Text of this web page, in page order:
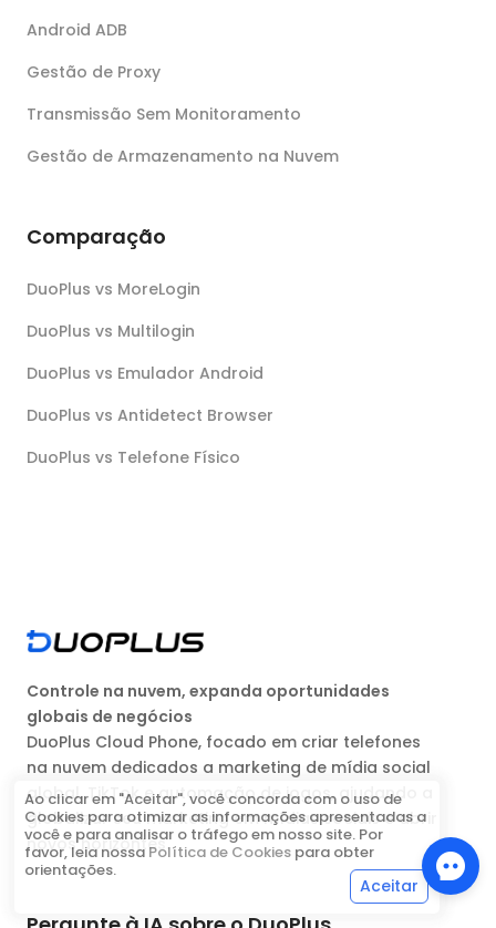
Android ADB
Gestão de Proxy
Transmissão Sem Monitoramento
Gestão de Armazenamento na Nuvem
Comparação
DuoPlus vs MoreLogin
DuoPlus vs Multilogin
DuoPlus vs Emulador Android
DuoPlus vs Antidetect Browser
DuoPlus vs Telefone Físico
Controle na nuvem, expanda oportunidades
globais de negócios
DuoPlus Cloud Phone, focado em criar telefones
na nuvem dedicados a marketing de mídia social
global, TikTok e automação de jogos, ajudando a
globalizar seu marketing em mídias sociais e abrir
novos horizontes.
Ao clicar em "Aceitar", você concorda com o uso de
Cookies para otimizar as informações apresentadas a
você e para analisar o tráfego em nosso site. Por
favor, leia nossa Política de Cookies para obter
orientações.
Aceitar